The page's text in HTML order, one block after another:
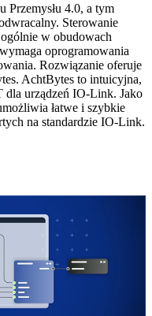
Przemysłu 4.0, a tym
Sterowanie
w obudowach
oprogramowania
Rozwiązanie oferuje
AchtBytes to intuicyjna,
dla urządzeń IO-Link. Jako
łatwe i szybkie
na standardzie IO-Link.